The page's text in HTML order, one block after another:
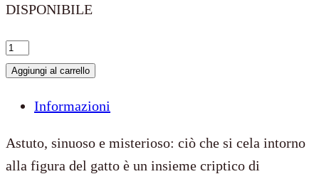
DISPONIBILE
Perditi
tra
mie
fusa
quantità
Aggiungi al carrello
Informazioni
Astuto, sinuoso e misterioso: ciò che si cela intorno
alla figura del gatto è un insieme criptico di